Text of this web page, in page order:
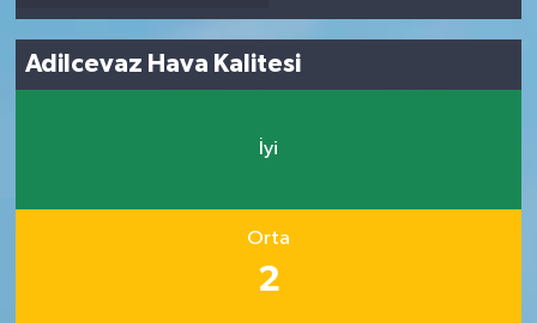
Adilcevaz Hava Kalitesi
İyi
Orta
2